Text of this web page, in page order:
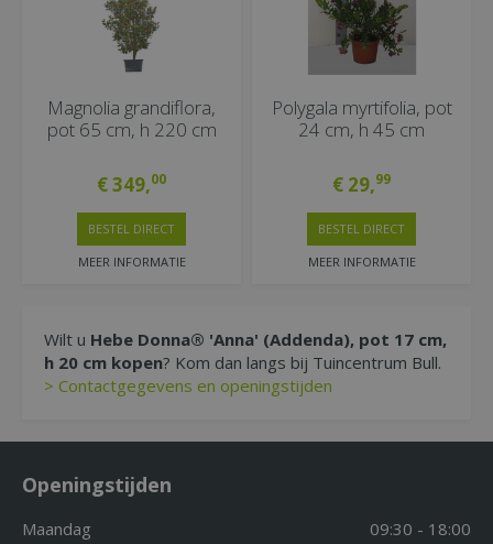
Magnolia grandiflora,
pot 65 cm, h 220 cm
€349,00
MEER INFORMATIE
BESTEL DIRECT
Polygala myrtifolia, pot
24 cm, h 45 cm
€ 29,99
MEER INFORMATIE
BESTEL DIRECT
Wilt u Hebe Donna® 'Anna' (Addenda), pot 17 cm,
h 20 cm kopen? Kom dan langs bij Tuincentrum Bull.
> Contactgegevens en openingstijden
Openingstijden
Maandag
09:30 - 18:00